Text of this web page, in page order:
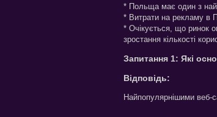
* Польща має один з
* Витрати на рекламу в
* Очікується, що ринок
зростання кількості
Запитання 1: Які
Відповідь:
Найпопулярнішими веб-